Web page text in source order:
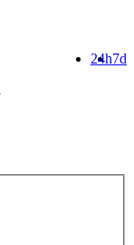
7d
24h